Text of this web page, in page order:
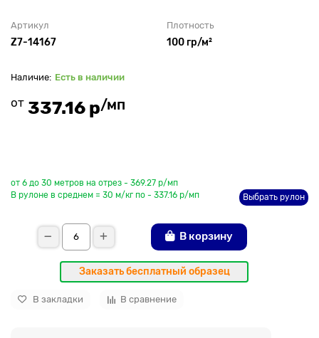
Артикул
Z7-14167
Плотность
100 гр/м²
Есть в наличии
от 337.16 р/мп
от 6 до 30 метров на отрез - 369.27 р/мп
В рулоне в среднем = 30 м/кг по - 337.16 р/мп
Выбрать рулон
В корзину
Заказать бесплатный образец
В закладки В сравнение